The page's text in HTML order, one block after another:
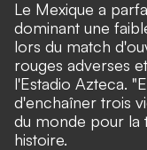
Le Mexique a
dominant une
lors du match
rouges adverses
l'Estadio Azteca.
d'enchaîner trois
du monde pour la
histoire.